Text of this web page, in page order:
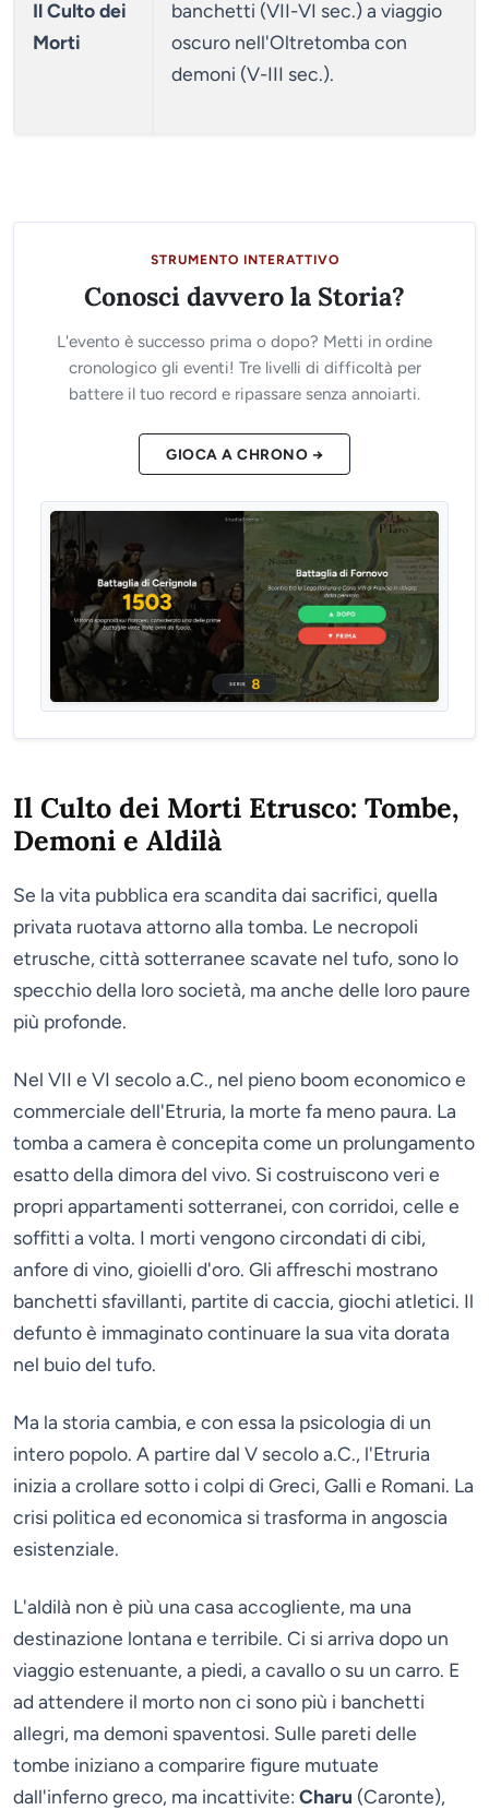
Il Culto dei
Morti
banchetti (VII-VI sec.) a viaggio
oscuro nell'Oltretomba con
demoni (V-III sec.).
STRUMENTO INTERATTIVO
Conosci davvero la Storia?
L'evento è successo prima o dopo? Metti in ordine
cronologico gli eventi! Tre livelli di difficoltà per
battere il tuo record e ripassare senza annoiarti.
GIOCA A CHRONO →
Il Culto dei Morti Etrusco: Tombe,
Demoni e Aldilà
Se la vita pubblica era scandita dai sacrifici, quella
privata ruotava attorno alla tomba. Le necropoli
etrusche, città sotterranee scavate nel tufo, sono lo
specchio della loro società, ma anche delle loro paure
più profonde.
Nel VII e VI secolo a.C., nel pieno boom economico e
commerciale dell'Etruria, la morte fa meno paura. La
tomba a camera è concepita come un prolungamento
esatto della dimora del vivo. Si costruiscono veri e
propri appartamenti sotterranei, con corridoi, celle e
soffitti a volta. I morti vengono circondati di cibi,
anfore di vino, gioielli d'oro. Gli affreschi mostrano
banchetti sfavillanti, partite di caccia, giochi atletici. Il
defunto è immaginato continuare la sua vita dorata
nel buio del tufo.
Ma la storia cambia, e con essa la psicologia di un
intero popolo. A partire dal V secolo a.C., l'Etruria
inizia a crollare sotto i colpi di Greci, Galli e Romani. La
crisi politica ed economica si trasforma in angoscia
esistenziale.
L'aldilà non è più una casa accogliente, ma una
destinazione lontana e terribile. Ci si arriva dopo un
viaggio estenuante, a piedi, a cavallo o su un carro. E
ad attendere il morto non ci sono più i banchetti
allegri, ma demoni spaventosi. Sulle pareti delle
tombe iniziano a comparire figure mutuate
dall'inferno greco, ma incattivite: Charu (Caronte),